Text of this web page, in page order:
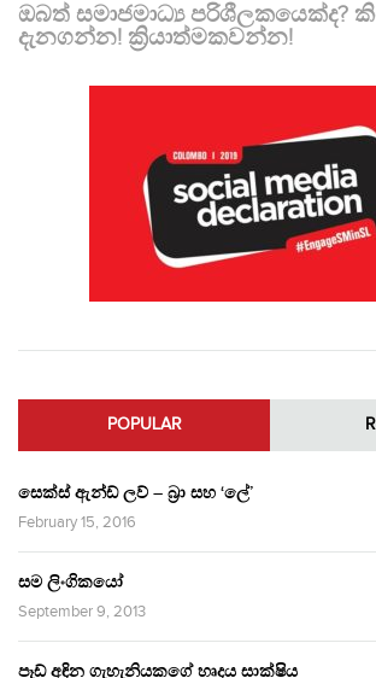
ඔබත් සමාජමාධ්‍ය පරිශීලකයෙක්ද?
දැනගන්න! ක්‍රියාත්මකවන්න!
POPULAR
සෙක්ස් ඇන්ඩ් ලව් – බ්‍රා සහ ‘ලේ’
February 15, 2016
සම ලිංගිකයෝ
September 9, 2013
පෑඩ් අඳින ගැහැනියකගේ හෘදය සාක්ෂිය